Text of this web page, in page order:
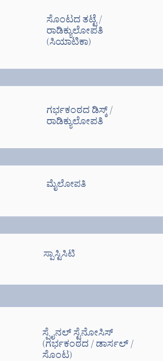
ಸೊಂಟದ ತಟ್ಟೆ /
ರಾಡಿಕ್ಯುಲೋಪತಿ
(ಸಿಯಾಟಿಕಾ)
ಗರ್ಭಕಂಠದ ಡಿಸ್ಕ್ /
ರಾಡಿಕ್ಯುಲೋಪತಿ
ಮೈಲೋಪತಿ
ಸ್ಪಾಸ್ಟಿಸಿಟಿ
ಸ್ಪೈನಲ್ ಸ್ಟೆನೋಸಿಸ್
(ಗರ್ಭಕಂಠದ / ಡಾರ್ಸಲ್ /
ಸೊಂಟ)